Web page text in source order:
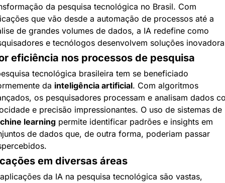
da pesquisa tecnológica no Brasil. Com
que vão desde a automação de processos até a
de grandes volumes de dados, a IA redefine como
e tecnólogos desenvolvem soluções
eficiência nos processos de pesquisa
tecnológica brasileira tem se beneficiado
da inteligência artificial. Com algoritmos
os pesquisadores processam e analisam dados
velocidade e precisão impressionantes. O uso de sistemas de
learning permite identificar padrões e insights em
de dados que, de outra forma, poderiam passar
em diversas áreas
da IA na pesquisa tecnológica são vastas,